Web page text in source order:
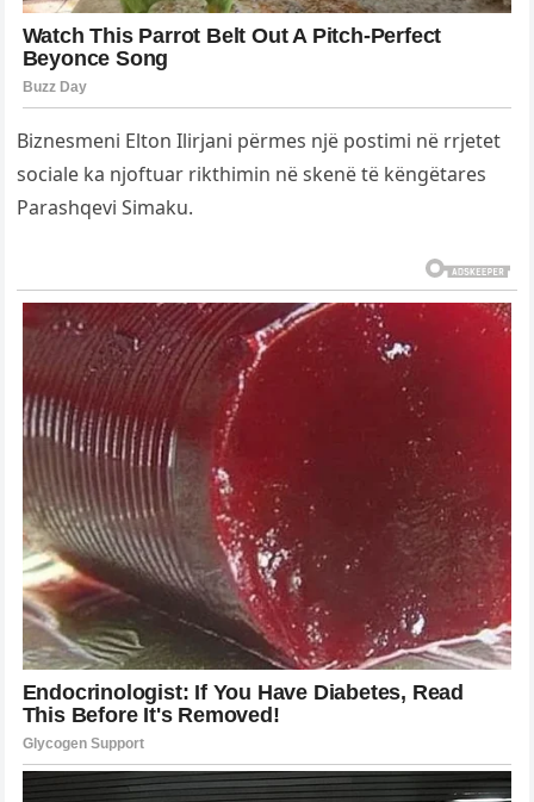
Biznesmeni Elton Ilirjani përmes një postimi në rrjetet
sociale ka njoftuar rikthimin në skenë të këngëtares
Parashqevi Simaku.